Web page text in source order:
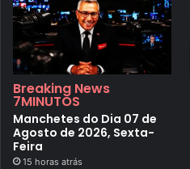
Breaking News
7MINUTOS
Manchetes do Dia 07 de
Agosto de 2026, Sexta-
Feira
15 horas atrás